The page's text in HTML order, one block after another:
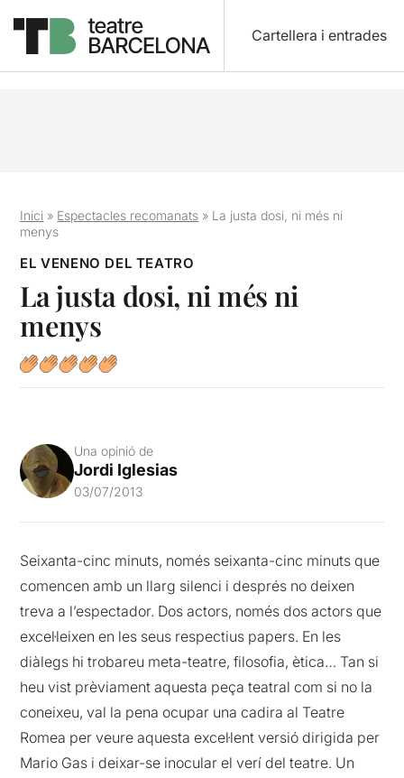
Cartellera i entrades
Inici » Espectacles recomanats » La justa dosi, ni més ni
menys
EL VENENO DEL TEATRO
La justa dosi, ni més ni
menys
Una opinió de
Jordi Iglesias
03/07/2013
Seixanta-cinc minuts, només seixanta-cinc minuts que
comencen amb un llarg silenci i després no deixen
treva a l’espectador. Dos actors, només dos actors que
excel·leixen en les seus respectius papers. En les
diàlegs hi trobareu meta-teatre, filosofia, ètica… Tan si
heu vist prèviament aquesta peça teatral com si no la
coneixeu, val la pena ocupar una cadira al Teatre
Romea per veure aquesta excel·lent versió dirigida per
Mario Gas i deixar-se inocular el verí del teatre. Un